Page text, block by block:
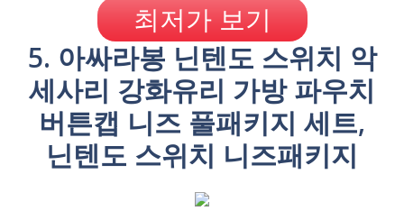
최저가 보기
5. 아싸라봉 닌텐도 스위치 악
세사리 강화유리 가방 파우치
버튼캡 니즈 풀패키지 세트,
닌텐도 스위치 니즈패키지